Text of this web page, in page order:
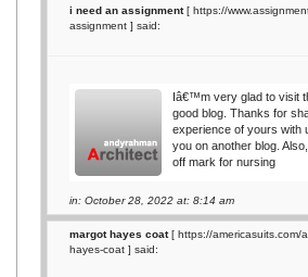
i need an assignment[https://
assignment ] said:
Iâ€™m very glad to visit
good blog. Thanks for
experience of yours with
you on another blog.
off mark for nursing
in: October 28, 2022 at: 8:14 am
margot hayes coat[https://americasuits.com/
hayes-coat ] said: